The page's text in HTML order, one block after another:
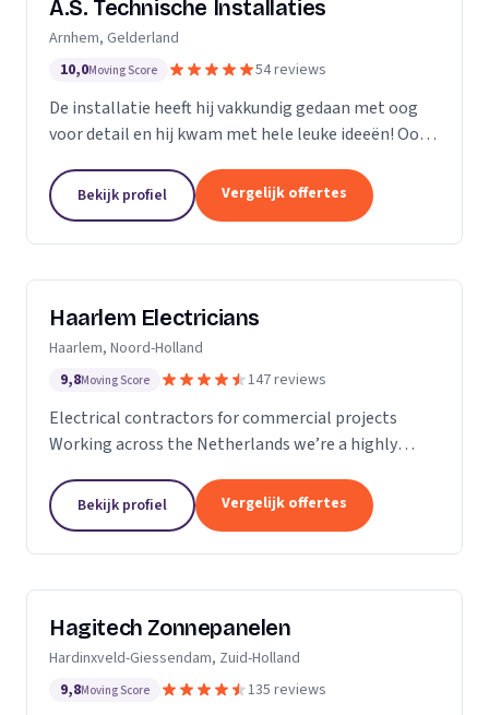
A.S. Technische Installaties
Arnhem, Gelderland
10,0Moving Score 54 reviews
De installatie heeft hij vakkundig gedaan met oog
voor detail en hij kwam met hele leuke ideeën! Ook
levertijden en we konden erg snel met hem...
Bekijk profiel Vergelijk offertes
Haarlem Electricians
Haarlem, Noord-Holland
9,8Moving Score 147 reviews
Electrical contractors for commercial projects
Working across the Netherlands we’re a highly
installation, repair and maintenance of electrical
works in...
Bekijk profiel Vergelijk offertes
Hagitech Zonnepanelen
Hardinxveld-Giessendam, Zuid-Holland
9,8Moving Score 135 reviews